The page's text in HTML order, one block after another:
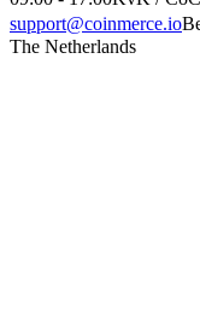
support@coinmerce.io
The Netherlands